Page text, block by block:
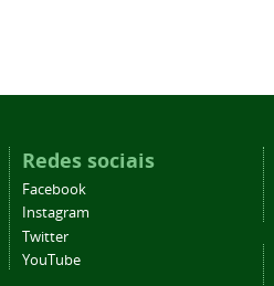
Redes sociais
Facebook
Instagram
Twitter
YouTube